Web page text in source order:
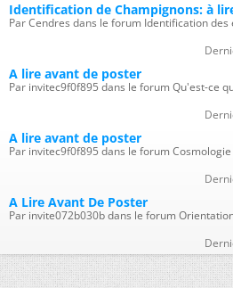
Identification de Champignons: à
Par Cendres dans le forum Identification
A lire avant de poster
Par invitec9f0f895 dans le forum Qu'est-ce
A lire avant de poster
Par invitec9f0f895 dans le forum
A Lire Avant De Poster
Par invite072b030b dans le forum